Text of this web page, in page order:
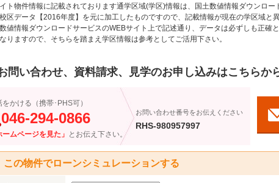
ト物件情報に記載されております通学区域(学区)情報は、国土数値情報ダウンロ
区データ【2016年度】を元に加工したものですので、記載情報が現在の学区域と
値情報ダウンロードサービスのWEBサイト上で記述通り、データは必ずしも正確
りますので、そちらを踏まえ学区情報は参考としてご活用下さい。
問い合わせ、資料請求、見学のお申し込みはこちらか
をかける（携帯･PHS可）
046-294-0866
ームページを見た」 とお伝え下さい。
お問い合わせ番号をお伝えください
RHS-980957997
この物件でローンシミュレーションする